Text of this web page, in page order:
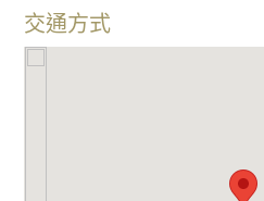
交通方式